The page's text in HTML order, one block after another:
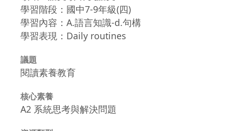
學習階段：國中7-9年級(四)
學習內容：A.語言知識-d.句構
學習表現：Daily routines
議題
閱讀素養教育
核心素養
A2 系統思考與解決問題